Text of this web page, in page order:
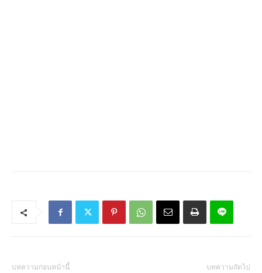
บทความก่อนหน้านี้ บทความถัดไป